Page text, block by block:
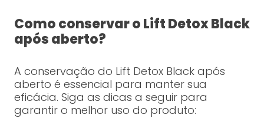
Como conservar o Lift Detox Black
após aberto?
A conservação do Lift Detox Black após
aberto é essencial para manter sua
eficácia. Siga as dicas a seguir para
garantir o melhor uso do produto: